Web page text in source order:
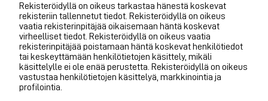
Rekisteröidyllä on oikeus tarkastaa hänestä koskevat
rekisteriin tallennetut tiedot. Rekisteröidyllä on oikeus
vaatia rekisterinpitäjää oikaisemaan häntä koskevat
virheelliset tiedot. Rekisteröidyllä on oikeus vaatia
rekisterinpitäjää poistamaan häntä koskevat henkilötiedot
tai keskeyttämään henkilötietojen käsittely, mikäli
käsittelylle ei ole enää perustetta. Rekisteröidyllä on oikeus
vastustaa henkilötietojen käsittelyä, markkinointia ja
profilointia.